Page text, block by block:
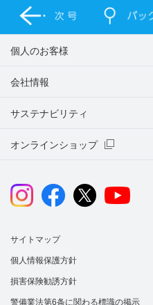
個人のお客様
会社情報
サステナビリティ
オンラインショップ
サイトマップ
個人情報保護方針
損害保険勧誘方針
警備業法第6条に関わる標識の掲示